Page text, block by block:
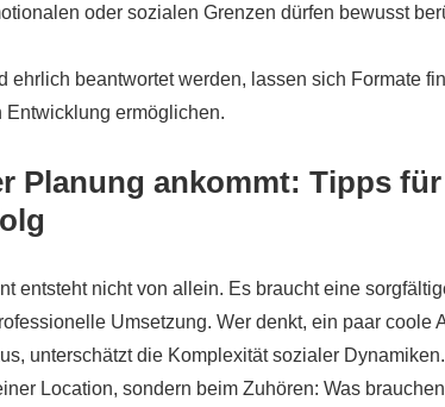
oder sozialen Grenzen dürfen bewusst
ehrlich beantwortet werden, lassen sich Formate
ermöglichen.
Planung ankommt: Tipps für
entsteht nicht von allein. Es braucht eine
Umsetzung. Wer denkt, ein paar coole
unterschätzt die Komplexität sozialer
Location, sondern beim Zuhören: Was